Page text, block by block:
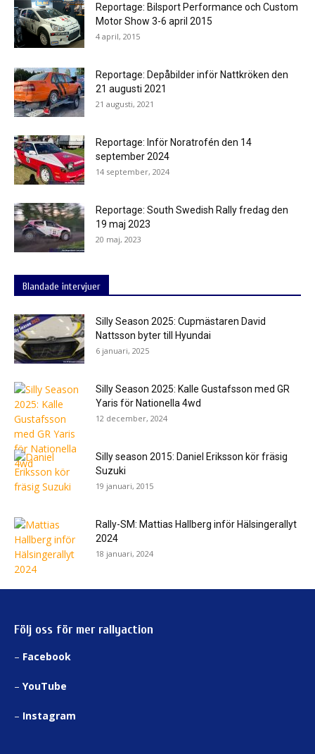
Reportage: Bilsport Performance och Custom
Motor Show 3-6 april 2015
4 april, 2015
Reportage: Depåbilder inför Nattkröken den
21 augusti 2021
21 augusti, 2021
Reportage: Inför Noratrofén den 14
september 2024
14 september, 2024
Reportage: South Swedish Rally fredag den
19 maj 2023
20 maj, 2023
Blandade intervjuer
Silly Season 2025: Cupmästaren David
Nattsson byter till Hyundai
6 januari, 2025
Silly Season 2025: Kalle Gustafsson med GR
Yaris för Nationella 4wd
12 december, 2024
Silly season 2015: Daniel Eriksson kör fräsig
Suzuki
19 januari, 2015
Rally-SM: Mattias Hallberg inför Hälsingerallyt
2024
18 januari, 2024
Följ oss för mer rallyaction
– Facebook
– YouTube
– Instagram